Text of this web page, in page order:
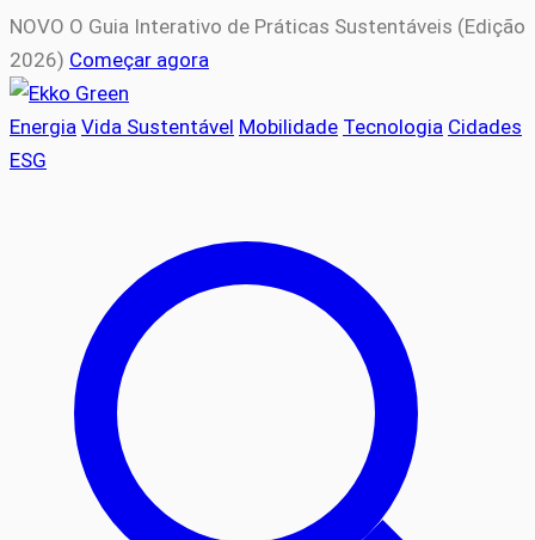
NOVO O Guia Interativo de Práticas Sustentáveis (Edição
2026) Começar agora
Energia Vida Sustentável Mobilidade Tecnologia Cidades
ESG